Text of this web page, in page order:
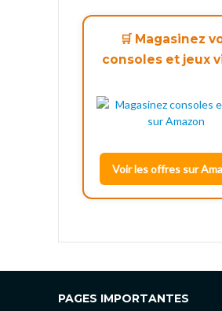
🛒 Magasinez
consoles et jeux
Voir les offres sur
PAGES IMPORTANTES